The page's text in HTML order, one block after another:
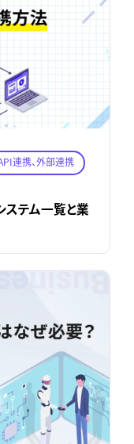
連携、外部連携
ステム一覧と業